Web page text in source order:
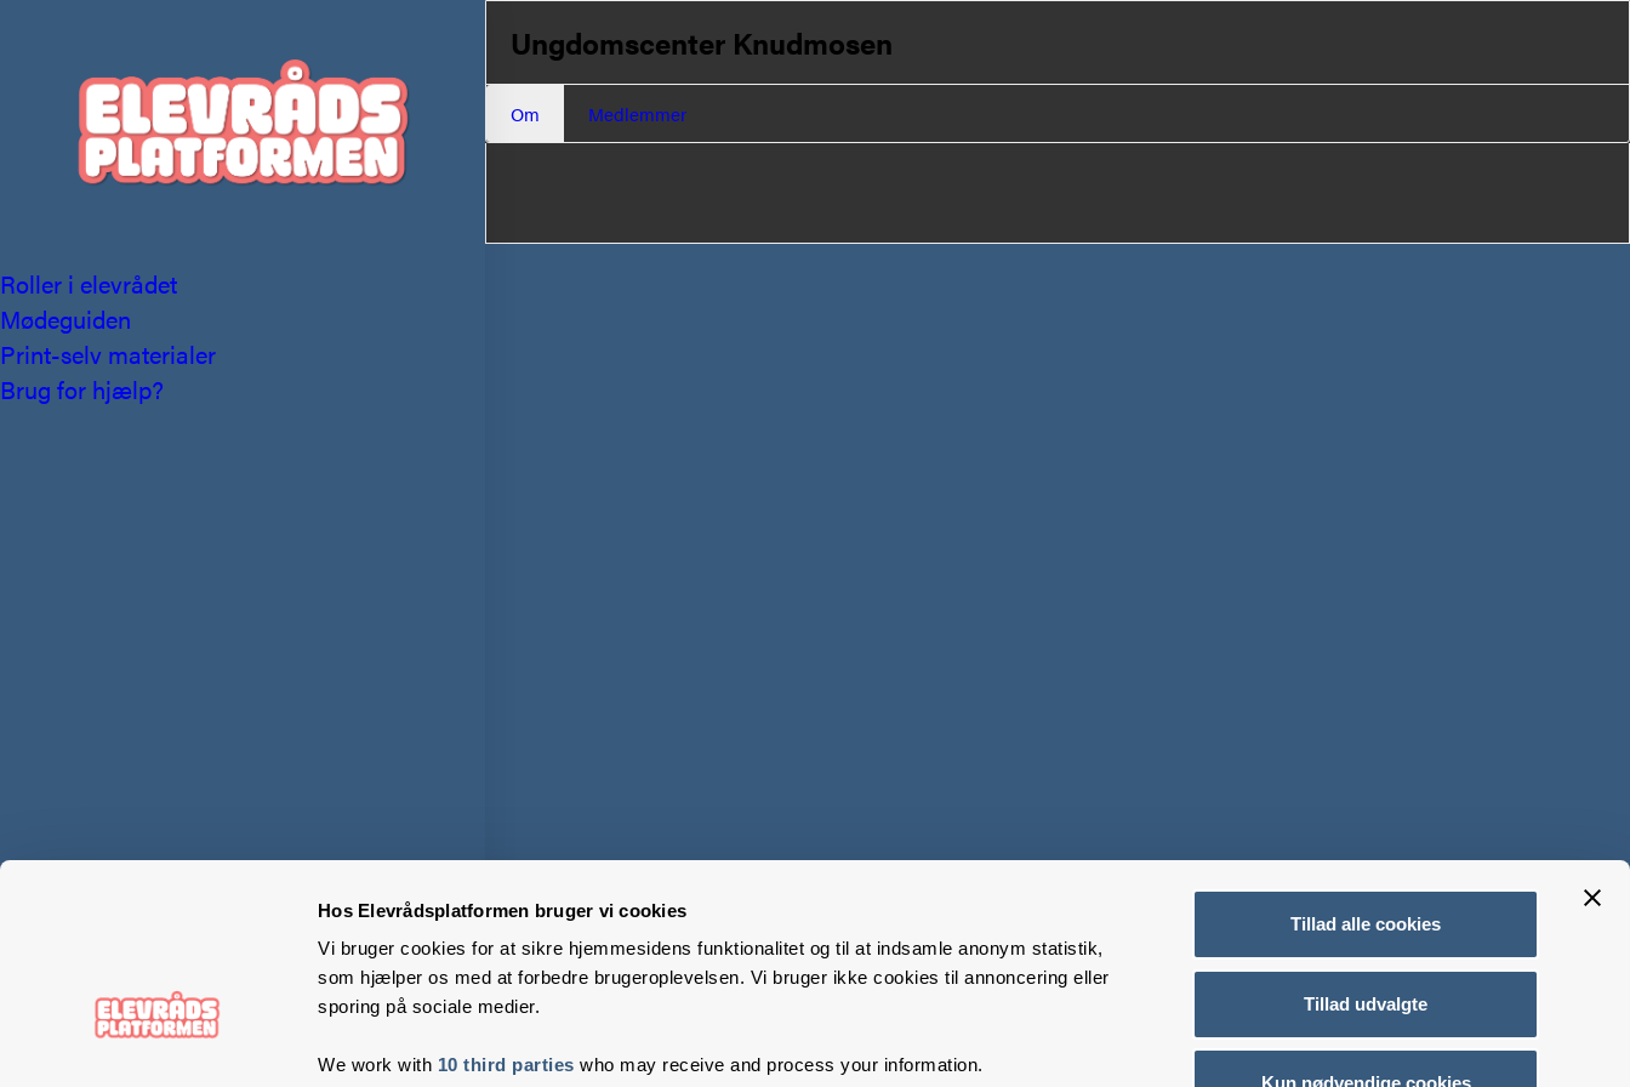
Hos Elevrådsplatformen bruger vi cookies
Vi bruger cookies for at sikre hjemmesidens funktionalitet og til at indsamle anonym statistik,
som hjælper os med at forbedre brugeroplevelsen. Vi bruger ikke cookies til annoncering eller
sporing på sociale medier.
We work with 10 third parties who may receive and process your information.
Tillad alle cookies
Tillad udvalgte
Kun nødvendige cookies
Roller i elevrådet
Mødeguiden
Print-selv materialer
Brug for hjælp?
Ungdomscenter Knudmosen
Om Medlemmer